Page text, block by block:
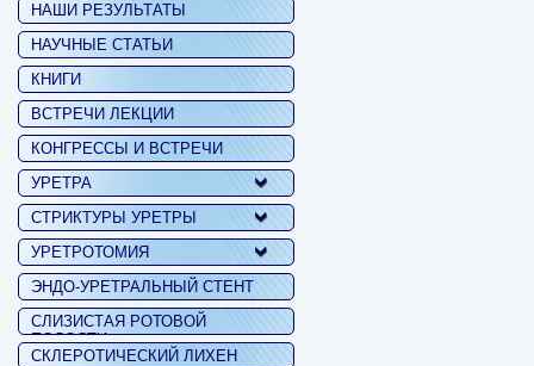
НАШИ РЕЗУЛЬТАТЫ
НАУЧНЫЕ СТАТЬИ
КНИГИ
ВСТРЕЧИ ЛЕКЦИИ
КОНГРЕССЫ И ВСТРЕЧИ
УРЕТРА
СТРИКТУРЫ УРЕТРЫ
УРЕТРОТОМИЯ
ЭНДО-УРЕТРАЛЬНЫЙ СТЕНТ
СЛИЗИСТАЯ РОТОВОЙ
ПОЛОСТИ
СКЛЕРОТИЧЕСКИЙ ЛИХЕН